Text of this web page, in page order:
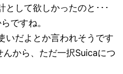
として欲しかったのと･･･
ですね。
いだよとか言われそうです
から、ただ一択Suicaにつ